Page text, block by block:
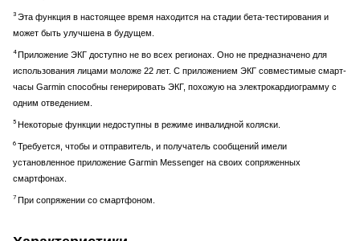
3 Эта функция в настоящее время находится на стадии бета-тестирования и
может быть улучшена в будущем.
4 Приложение ЭКГ доступно не во всех регионах. Оно не предназначено для
использования лицами моложе 22 лет. С приложением ЭКГ совместимые смарт-
часы Garmin способны генерировать ЭКГ, похожую на электрокардиограмму с
одним отведением.
5 Некоторые функции недоступны в режиме инвалидной коляски.
6 Требуется, чтобы и отправитель, и получатель сообщений имели
установленное приложение Garmin Messenger на своих сопряженных
смартфонах.
7 При сопряжении со смартфоном.